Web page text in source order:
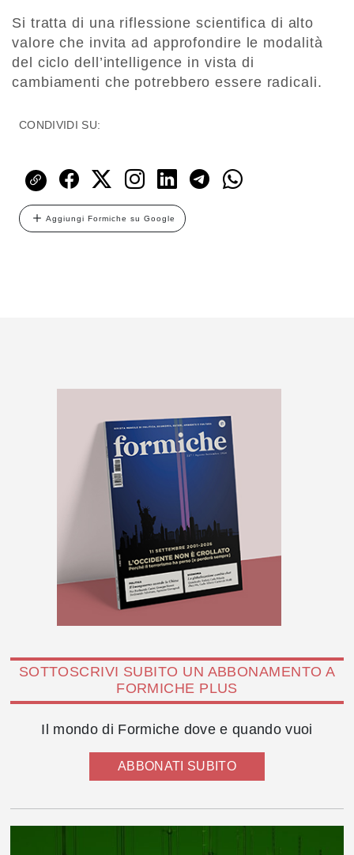
Si tratta di una riflessione scientifica di alto
valore che invita ad approfondire le modalità
del ciclo dell’intelligence in vista di
cambiamenti che potrebbero essere radicali.
CONDIVIDI SU:
Aggiungi Formiche su Google
SOTTOSCRIVI SUBITO UN ABBONAMENTO A
FORMICHE PLUS
Il mondo di Formiche dove e quando vuoi
ABBONATI SUBITO